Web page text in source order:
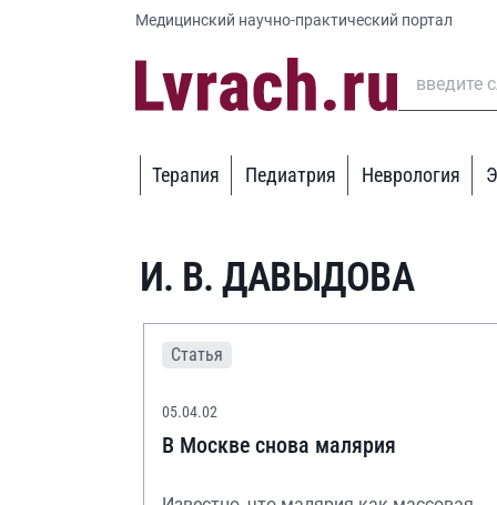
Медицинский научно-практический портал
Терапия Педиатрия Неврология
И. В. ДАВЫДОВА
Статья
05.04.02
В Москве снова малярия